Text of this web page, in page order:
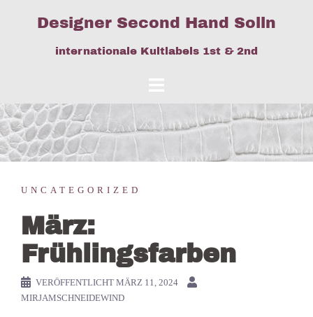
Designer Second Hand Solln
internationale Kultlabels 1st & 2nd
UNCATEGORIZED
März:
Frühlingsfarben
VERÖFFENTLICHT MÄRZ 11, 2024
MIRJAMSCHNEIDEWIND